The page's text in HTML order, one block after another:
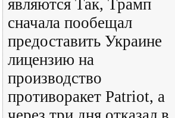
являются Так, Трамп
сначала пообещал
предоставить Украине
лицензию на
производство
противоракет Patriot, а